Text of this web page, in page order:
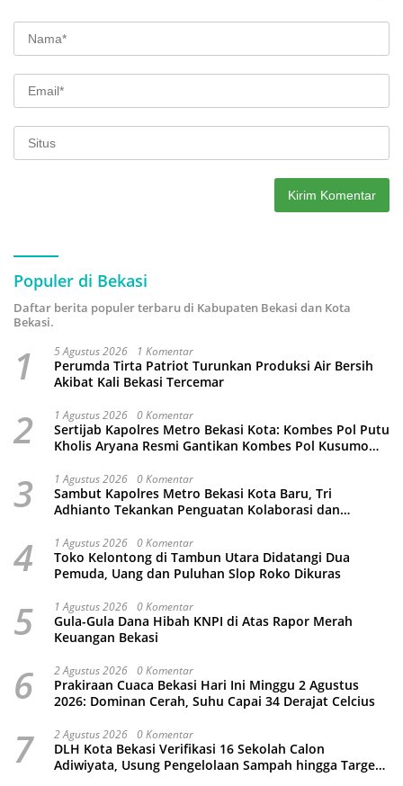
Populer di Bekasi
Daftar berita populer terbaru di Kabupaten Bekasi dan Kota
Bekasi.
1 5 Agustus 2026 1 Komentar
Perumda Tirta Patriot Turunkan Produksi Air Bersih
Akibat Kali Bekasi Tercemar
2 1 Agustus 2026 0 Komentar
Sertijab Kapolres Metro Bekasi Kota: Kombes Pol Putu
Kholis Aryana Resmi Gantikan Kombes Pol Kusumo
3 1 Agustus 2026 0 Komentar
Sambut Kapolres Metro Bekasi Kota Baru, Tri
Adhianto Tekankan Penguatan Kolaborasi dan
4 1 Agustus 2026 0 Komentar
Toko Kelontong di Tambun Utara Didatangi Dua
Pemuda, Uang dan Puluhan Slop Roko Dikuras
5 1 Agustus 2026 0 Komentar
Gula-Gula Dana Hibah KNPI di Atas Rapor Merah
Keuangan Bekasi
6 2 Agustus 2026 0 Komentar
Prakiraan Cuaca Bekasi Hari Ini Minggu 2 Agustus
2026: Dominan Cerah, Suhu Capai 34 Derajat Celcius
7 2 Agustus 2026 0 Komentar
DLH Kota Bekasi Verifikasi 16 Sekolah Calon
Adiwiyata, Usung Pengelolaan Sampah hingga Target